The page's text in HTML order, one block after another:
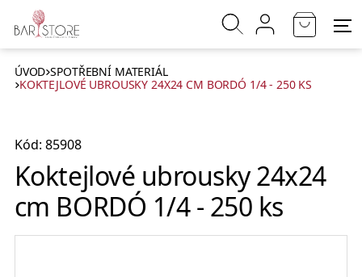
ÚVOD SPOTŘEBNÍ MATERIÁL
KOKTEJLOVÉ UBROUSKY 24X24 CM BORDÓ 1/4 - 250 KS
Kód: 85908
Koktejlové ubrousky 24x24
cm BORDÓ 1/4 - 250 ks